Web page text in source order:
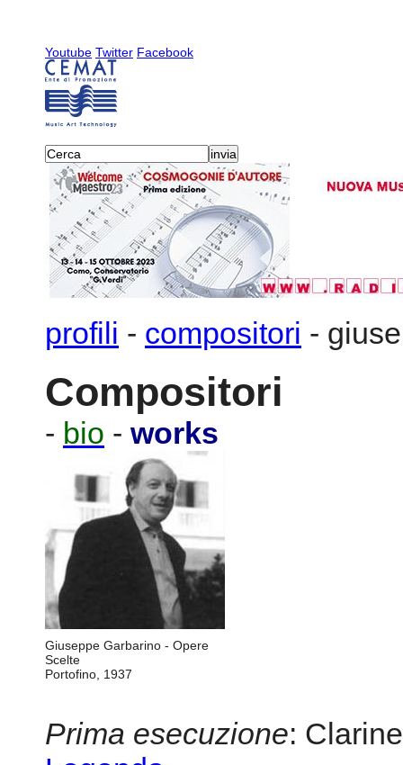
Youtube Twitter Facebook
profili - compositori -
Compositori
- bio - works
Giuseppe Garbarino - Opere
Scelte
Portofino, 1937
Prima esecuzione: